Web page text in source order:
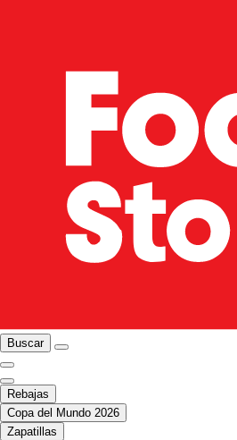
Buscar
Rebajas
Copa del Mundo 2026
Zapatillas